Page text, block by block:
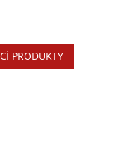
PRODUKTY